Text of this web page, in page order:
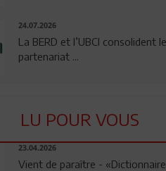
24.07.2026
La BERD et l’UBCI consolident
partenariat ...
LU POUR VOUS
23.04.2026
Vient de paraître - «Dictionnaire